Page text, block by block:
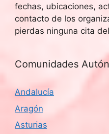
fechas, ubicaciones,
contacto de los
pierdas ninguna cita
Comunidades
Andalucía
Aragón
Asturias